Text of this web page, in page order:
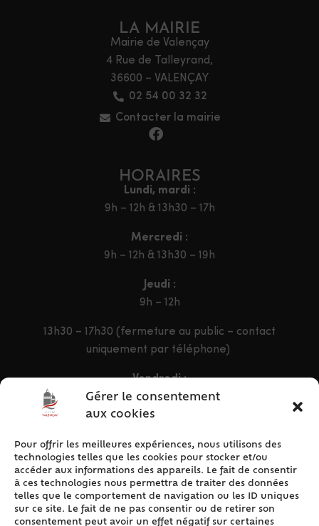
Gérer le consentement
aux cookies
Pour offrir les meilleures expériences, nous utilisons des
technologies telles que les cookies pour stocker et/ou
accéder aux informations des appareils. Le fait de consentir
à ces technologies nous permettra de traiter des données
telles que le comportement de navigation ou les ID uniques
sur ce site. Le fait de ne pas consentir ou de retirer son
consentement peut avoir un effet négatif sur certaines
LA MAIRIE
Mairie de Valençay
4 Rue de Talleyrand,
36600 – VALENÇAY
02 54 00 32 32
Contacter la mairie
HORAIRES
Lundi, mardi :
9h – 12h & 13h30 – 17h
Mercredi :
9h – 12h & 13h30 – 19h
Jeudi :
9h – 12h
13h30 – 17h30 (fermeture au public – contact
uniquement par téléphone)
Vendredi :
9h – 12h & 13h30 – 16h30
ACCÈS RAPIDE
Accueil
Contact
Plan du site